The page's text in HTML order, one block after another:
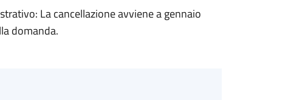
La cancellazione avviene a gennaio
domanda.